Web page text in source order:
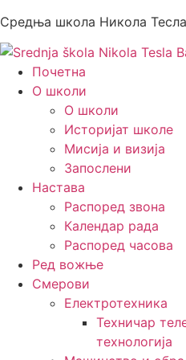
Средња школа Никола
Почетна
О школи
О школи
Историјат школе
Мисија и визија
Запослени
Настава
Распоред звона
Календар рада
Распоред часова
Ред вожње
Смерови
Електротехника
Техничар
технологија